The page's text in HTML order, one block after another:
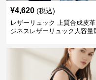
¥4,620 (税込)
レザーリュック 上質合成皮
ジネスレザーリュック大容量